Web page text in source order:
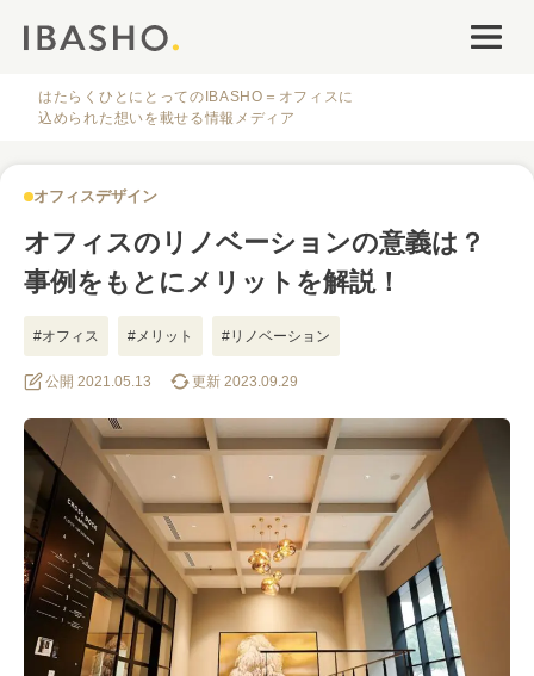
ファシリティナレッジ
人気のタグ
#オフィス #インタビュー #ファシリティ #デザイン
#働き方 #特集 #レイアウト #オフィス移転 #その他
#キャリア #ノウハウ #内装 #おしゃれオフィス #メリット
#こだわりオフィス #コスト #コミュニケーション
#フリーアドレス #ブランディング
はたらくひとにとってのIBASHO＝オフィスに
込められた想いを載せる情報メディア
オフィスデザイン
オフィスのリノベーションの意義は？
事例をもとにメリットを解説！
#オフィス #メリット #リノベーション
公開 2021.05.13 更新 2023.09.29